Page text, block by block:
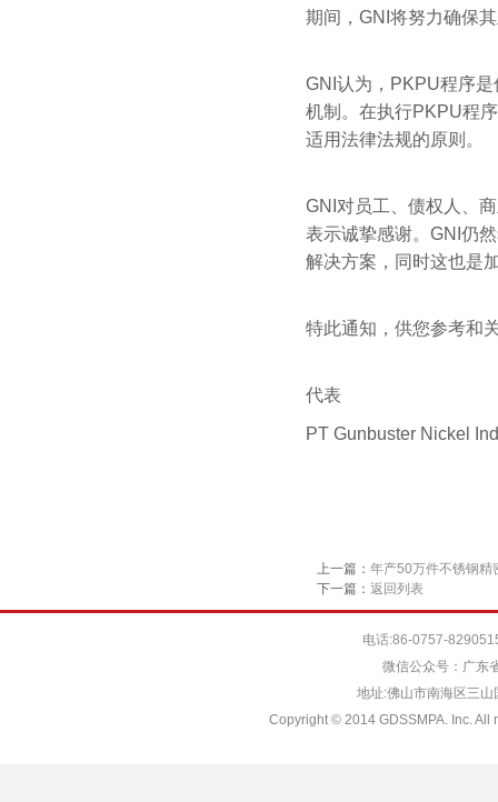
期间，GNI将努力确保
GNI认为，PKPU程序
机制。在执行PKPU程
适用法律法规的原则。
GNI对员工、债权人、
表示诚挚感谢。GNI仍
解决方案，同时这也是
特此通知，供您参考和
代表
PT Gunbuster Nickel
上一篇： 年产50万件不锈钢精
下一篇： 返回列表
电话:86-0757-
微信公众号：广东
地址:佛山市南海区三
Copyright © 2014 GDSSMPA. Inc. All